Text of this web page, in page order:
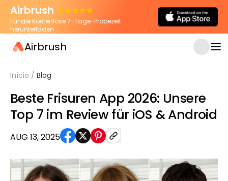
Airbrush
Für die Kostenlose 7-Tage-Probezeit
herunterladen
Airbrush
Início / Blog
Beste Frisuren App 2026: Unsere
Top 7 im Review für iOS & Android
AUG 13, 2025